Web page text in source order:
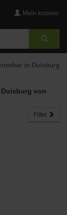
Mein koomio
in Duisburg
von
Filter